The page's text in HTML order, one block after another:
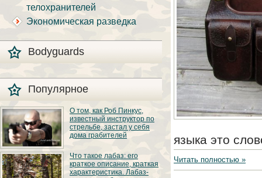
телохранителей
Экономическая разведка
Bodyguards
Популярное
О том, как Роб Пинкус,
известный инструктор по
стрельбе, застал у себя
дома грабителей
Вот вы всё говорите:
«В США круто, там
можно любого
постороннего в своём
Что такое лабаз: его
краткое описание, краткая
характеристика. Лабаз-
языка это
Читать полностью »